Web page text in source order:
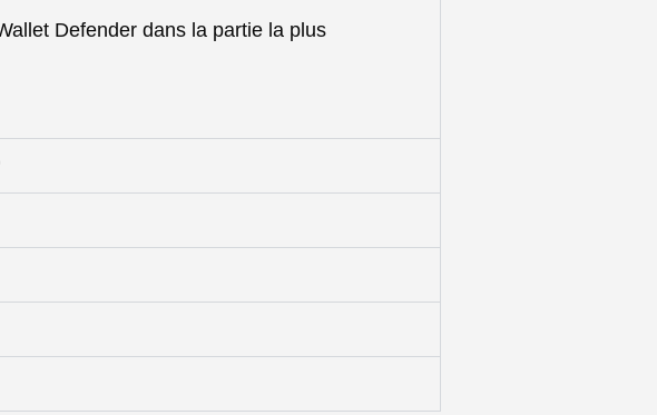
Defender dans la partie la plus